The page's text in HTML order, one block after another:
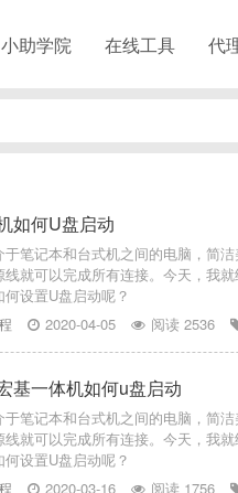
小助学院 在线工具 代
如何U盘启动
于笔记本和台式机之间的电脑，简
线就可以完成所有连接。今天，我
设置U盘启动呢？
2020-04-05 阅读 2536
基一体机如何u盘启动
于笔记本和台式机之间的电脑，简
线就可以完成所有连接。今天，我
设置U盘启动呢？
2020-03-16 阅读 1756